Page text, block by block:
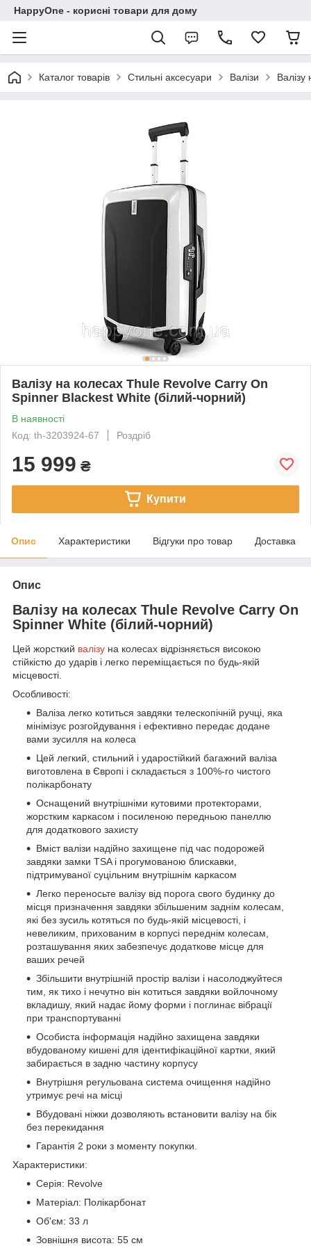
HappyOne - корисні товари для дому
Каталог товарів Стильні аксесуари Валізи
Валізу на колесах Thule Revolve Carry On
Spinner Blackest White (білий-чорний)
В наявності
Код: th-3203924-67
Роздріб
15 999 ₴
Купити
Опис Характеристики Відгуки про товар Доставка
Опис
Валізу на колесах Thule Revolve Carry On
Spinner White (білий-чорний)
Цей жорсткий валізу на колесах відрізняється високою
стійкістю до ударів і легко переміщається по будь-якій
місцевості.
Особливості:
Валіза легко котиться завдяки телескопічній ручці, яка
мінімізує розгойдування і ефективно передає додане
вами зусилля на колеса
Цей легкий, стильний і ударостійкий багажний валіза
виготовлена в Європі і складається з 100%-го чистого
полікарбонату
Оснащений внутрішніми кутовими протекторами,
жорстким каркасом і посиленою передньою панеллю
для додаткового захисту
Вміст валізи надійно захищене під час подорожей
завдяки замки TSA і прогумованою блискавки,
підтримуваної суцільним внутрішнім каркасом
Легко переносьте валізу від порога свого будинку до
місця призначення завдяки збільшеним заднім колесам,
які без зусиль котяться по будь-якій місцевості, і
невеликим, прихованим в корпусі переднім колесам,
розташування яких забезпечує додаткове місце для
ваших речей
Збільшити внутрішній простір валізи і насолоджуйтеся
тим, як тихо і нечутно він котиться завдяки войлочному
вкладишу, який надає йому форми і поглинає вібрації
при транспортуванні
Особиста інформація надійно захищена завдяки
вбудованому кишені для ідентифікаційної картки, який
забирається в задню частину корпусу
Внутрішня регульована система очищення надійно
утримує речі на місці
Вбудовані ніжки дозволяють встановити валізу на бік
без перекидання
Гарантія 2 роки з моменту покупки.
Характеристики:
Серія: Revolve
Матеріал: Полікарбонат
Об'єм: 33 л
Зовнішня висота: 55 см